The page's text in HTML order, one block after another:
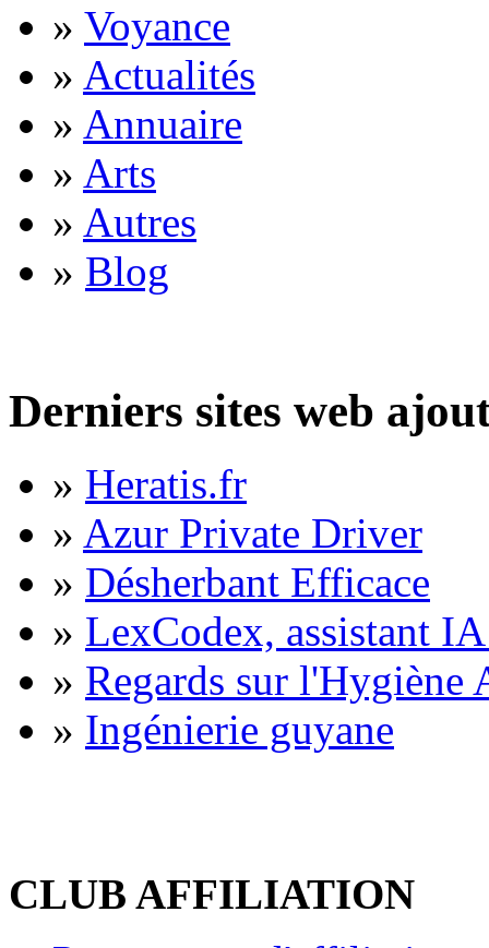
» Voyance
» Actualités
» Annuaire
» Arts
» Autres
» Blog
Derniers sites web
» Heratis.fr
» Azur Private Driver
» Désherbant Efficace
» LexCodex, assistant
» Regards sur l'Hygiène
» Ingénierie guyane
CLUB AFFILIATION